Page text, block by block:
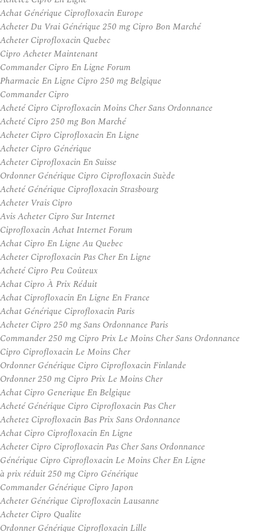
Achat Générique Ciprofloxacin Europe
Acheter Du Vrai Générique 250 mg Cipro Bon Marché
Acheter Ciprofloxacin Quebec
Cipro Acheter Maintenant
Commander Cipro En Ligne Forum
Pharmacie En Ligne Cipro 250 mg Belgique
Commander Cipro
Acheté Cipro Ciprofloxacin Moins Cher Sans Ordonnance
Acheté Cipro 250 mg Bon Marché
Acheter Cipro Ciprofloxacin En Ligne
Acheter Cipro Générique
Acheter Ciprofloxacin En Suisse
Ordonner Générique Cipro Ciprofloxacin Suède
Acheté Générique Ciprofloxacin Strasbourg
Acheter Vrais Cipro
Avis Acheter Cipro Sur Internet
Ciprofloxacin Achat Internet Forum
Achat Cipro En Ligne Au Quebec
Acheter Ciprofloxacin Pas Cher En Ligne
Acheté Cipro Peu Coûteux
Achat Cipro À Prix Réduit
Achat Ciprofloxacin En Ligne En France
Achat Générique Ciprofloxacin Paris
Acheter Cipro 250 mg Sans Ordonnance Paris
Commander 250 mg Cipro Prix Le Moins Cher Sans Ordonnance
Cipro Ciprofloxacin Le Moins Cher
Ordonner Générique Cipro Ciprofloxacin Finlande
Ordonner 250 mg Cipro Prix Le Moins Cher
Achat Cipro Generique En Belgique
Acheté Générique Cipro Ciprofloxacin Pas Cher
Achetez Ciprofloxacin Bas Prix Sans Ordonnance
Achat Cipro Ciprofloxacin En Ligne
Acheter Cipro Ciprofloxacin Pas Cher Sans Ordonnance
Générique Cipro Ciprofloxacin Le Moins Cher En Ligne
à prix réduit 250 mg Cipro Générique
Commander Générique Cipro Japon
Acheter Générique Ciprofloxacin Lausanne
Acheter Cipro Qualite
Ordonner Générique Ciprofloxacin Lille